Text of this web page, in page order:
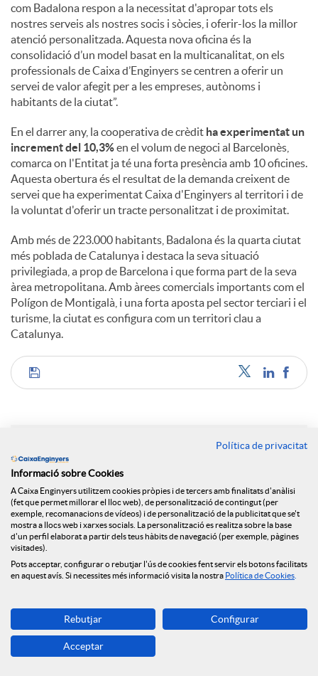
com Badalona respon a la necessitat d'apropar tots els
nostres serveis als nostres socis i sòcies, i oferir-los la millor
atenció personalitzada. Aquesta nova oficina és la
consolidació d’un model basat en la multicanalitat, on els
professionals de Caixa d’Enginyers se centren a oferir un
servei de valor afegit per a les empreses, autònoms i
habitants de la ciutat”.
En el darrer any, la cooperativa de crèdit ha experimentat un
increment del 10,3%en el volum de negoci al Barcelonès,
comarca on l'Entitat ja té una forta presència amb 10 oficines.
Aquesta obertura és el resultat de la demanda creixent de
servei que ha experimentat Caixa d'Enginyers al territori i de
la voluntat d'oferir un tracte personalitzat i de proximitat.
Amb més de 223.000 habitants, Badalona és la quarta ciutat
més poblada de Catalunya i destaca la seva situació
privilegiada, a prop de Barcelona i que forma part de la seva
àrea metropolitana. Amb àrees comercials importants com el
Polígon de Montigalà, i una forta aposta pel sector terciari i el
turisme, la ciutat es configura com un territori clau a
Catalunya.
C
m
p
a
r
t
Notícies relacionades
NEWS & YOU núm.12
Caixa Enginyers segueix obrint oficines i arriba a
Caixa Enginyers preveu una segona meitat del
l’estabilitat econòmica
Caixa Enginyers preveu una segona meitat del
2026 marcada per la volatilitat geopolítica i
Política de privacitat
Informació sobre Cookies
A Caixa Enginyers utilitzem cookies pròpies i de tercers amb finalitats d'anàlisi
(fet que permet millorar el lloc web), de personalització de contingut (per
exemple, recomanacions de vídeos) i de personalització de la publicitat que se't
mostra a llocs web i xarxes socials. La personalització es realitza sobre la base
d'un perfil elaborat a partir dels teus hàbits de navegació (per exemple, pàgines
visitades).
Pots acceptar, configurar o rebutjar l'ús de cookies fent servir els botons facilitats
en aquest avís. Si necessites més informació visita la nostra Política de Cookies
Rebutjar Configurar
Acceptar